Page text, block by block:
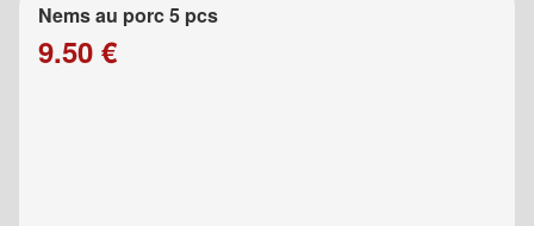
Nems au porc 5 pcs
9.50 €